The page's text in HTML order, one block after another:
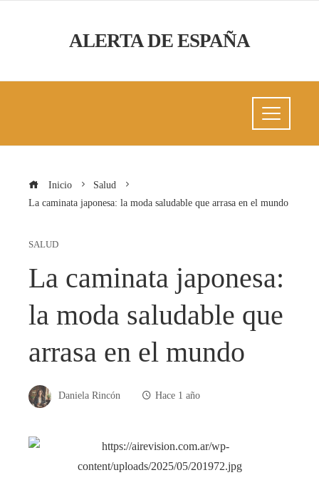
ALERTA DE ESPAÑA
Inicio
Salud
La caminata japonesa: la moda saludable que arrasa en el mundo
SALUD
La caminata japonesa:
la moda saludable que
arrasa en el mundo
Daniela Rincón Hace 1 año